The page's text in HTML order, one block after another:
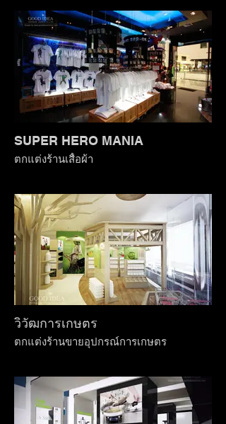
SUPER HERO MANIA
ตกแต่งร้านเสื้อผ้า
วิวัฒการเกษตร
ตกแต่งร้านขายอุปกรณ์การเกษตร